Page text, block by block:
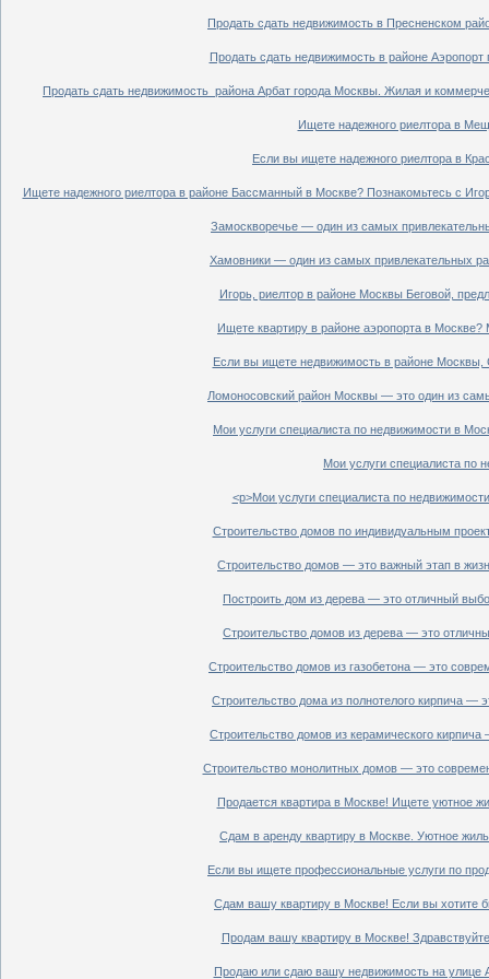
Продать сдать недвижимость в Пресненском
Продать сдать недвижимость в районе
Продать сдать недвижимость района Арбат города Москвы. Жилая и
Ищете надежного риелтора в
Если вы ищете надежного риелтора в
Ищете надежного риелтора в районе Бассманный в Москве? Познакомьтесь с
Замоскворечье — один из самых
Хамовники — один из самых привлекательных
Игорь, риелтор в районе Москвы Беговой,
Ищете квартиру в районе аэропорта в
Если вы ищете недвижимость в районе Москвы,
Ломоносовский район Москвы — это один из
Мои услуги специалиста по недвижимости в
Мои услуги специалиста по
<p>Мои услуги специалиста по
Строительство домов по индивидуальным
Строительство домов — это важный этап в
Построить дом из дерева — это отличный
Строительство домов из дерева — это
Строительство домов из газобетона — это
Строительство дома из полнотелого кирпича —
Строительство домов из керамического
Строительство монолитных домов — это
Продается квартира в Москве! Ищете уютное
Сдам в аренду квартиру в Москве. Уютное
Если вы ищете профессиональные услуги по
Сдам вашу квартиру в Москве! Если вы хотите
Продам вашу квартиру в Москве!
Продаю или сдаю вашу недвижимость на улице